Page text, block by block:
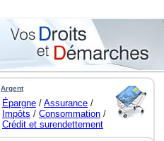
Argent
Épargne / Assurance /
Impôts / Consommation /
Crédit et surendettement
...